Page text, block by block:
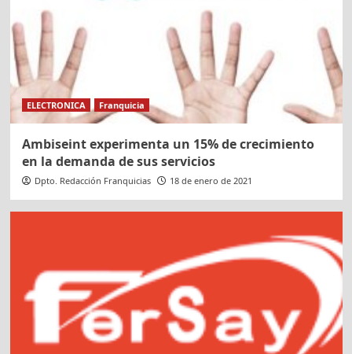
ELECTRONICA Franquicia
Ambiseint experimenta un 15% de crecimiento
en la demanda de sus servicios
Dpto. Redacción Franquicias 18 de enero de 2021